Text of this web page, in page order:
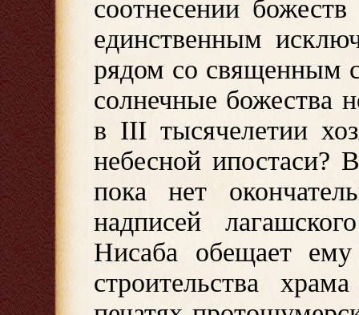
соотнесении
единственным
рядом со священным
солнечные божества
в III тысячелетии
небесной ипостаси?
пока нет
надписей
Нисаба обещает
строительства